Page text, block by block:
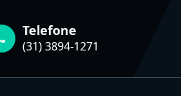
Telefone
(31) 3894-1271